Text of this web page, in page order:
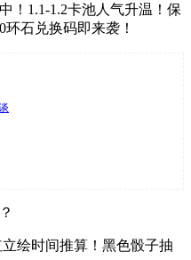
！1.1-1.2卡池人气升温！保
石兑换码即来袭！
立绘时间推算！黑色骰子抽